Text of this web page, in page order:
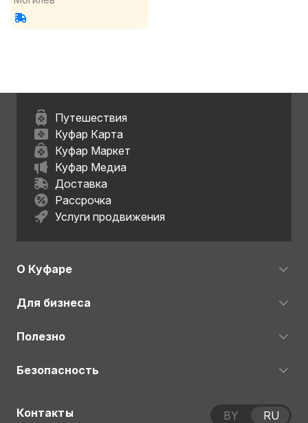
Путешествия
Куфар Карта
Куфар Маркет
Куфар Медиа
Доставка
Рассрочка
Услуги продвижения
О Куфаре
Для бизнеса
Полезно
Безопасность
Контакты BY RU